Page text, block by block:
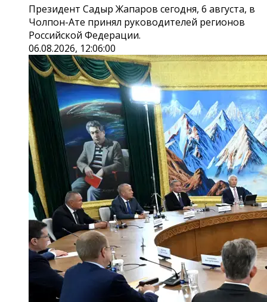
Президент Садыр Жапаров сегодня, 6 августа, в
Чолпон-Ате принял руководителей регионов
Российской Федерации.
06.08.2026, 12:06:00